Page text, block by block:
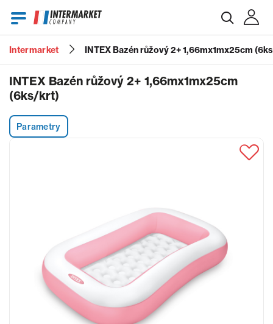
Heslo
Intermarket INTEX Bazén růžový 2+ 1,66mx1mx25cm
INTEX Bazén růžový 2+ 1,66mx1mx25cm
(6ks/krt)
Parametry